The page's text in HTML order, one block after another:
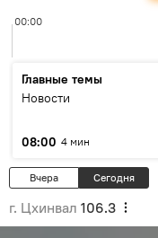
00:00
Главные темы
Новости
08:00 4 мин
Вчера Сегодня
г. Цхинвал 106.3